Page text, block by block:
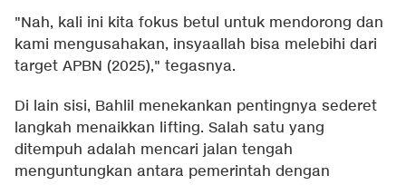
"Nah, kali ini kita fokus betul untuk mendorong dan
kami mengusahakan, insyaallah bisa melebihi dari
target APBN (2025)," tegasnya.
Di lain sisi, Bahlil menekankan pentingnya sederet
langkah menaikkan lifting. Salah satu yang
ditempuh adalah mencari jalan tengah
menguntungkan antara pemerintah dengan